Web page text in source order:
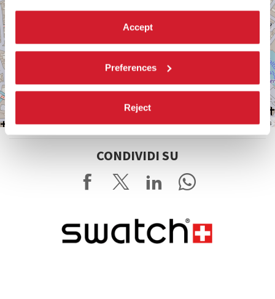
Accept
Preferences
Reject
Leaflet| ©OpenStreetMapcontributors
CONDIVIDI SU